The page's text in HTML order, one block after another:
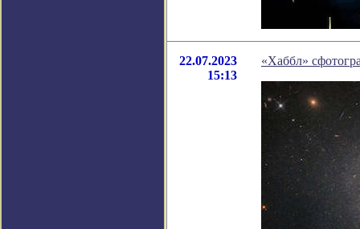
22.07.2023
15:13
«Хаббл»